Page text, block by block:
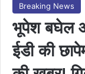
Breaking News
भूपेश बघेल
ईडी की